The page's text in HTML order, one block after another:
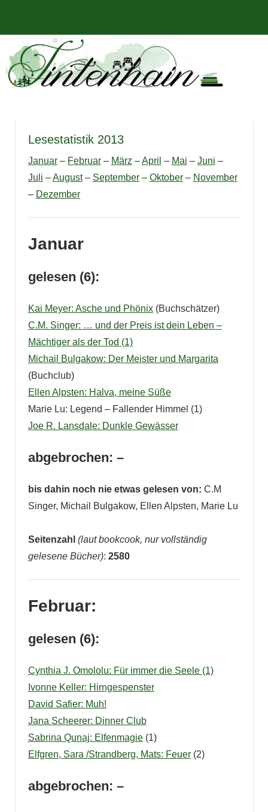
springen
Tintenhain
–
Der
Rezensionen
und
mehr
Lesestatistik 2013
Januar– Februar– März–April – Mai – Juni –
Juli –August– September– Oktober– November
– Dezember
Januar
gelesen (6):
Kai Meyer: Asche und Phönix(Buchschätzer)
C.M. Singer: … und der Preis ist dein Leben –
Mächtiger als der Tod (1)
Michail Bulgakow: Der Meister und Margarita
(Buchclub)
Ellen Alpsten: Halva, meine Süße
Marie Lu: Legend – Fallender Himmel (1)
Joe R. Lansdale: Dunkle Gewässer
abgebrochen: –
bis dahin noch nie etwas gelesen von: C.M
Singer, Michail Bulgakow, Ellen Alpsten, Marie Lu
Seitenzahl (laut bookcook, nur vollständig
gelesene Bücher): 2580
Februar:
gelesen (6):
Cynthia J. Omololu: Für immer die Seele (1)
Ivonne Keller: Hirngespenster
David Safier: Muh!
Jana Scheerer: Dinner Club
Sabrina Qunaj: Elfenmagie(1)
Elfgren, Sara /Strandberg, Mats: Feuer(2)
abgebrochen: –